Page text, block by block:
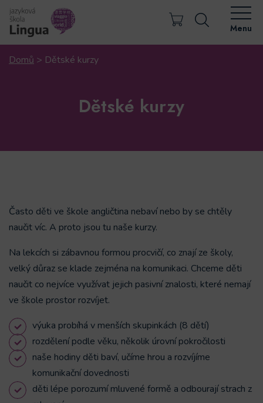
Menu
Domů > Dětské kurzy
Dětské kurzy
Často děti ve škole angličtina nebaví nebo by se chtěly
naučit víc. A proto jsou tu naše kurzy.
Na lekcích si zábavnou formou procvičí, co znají ze školy,
velký důraz se klade zejména na komunikaci. Chceme děti
naučit co nejvíce využívat jejich pasivní znalosti, které nemají
ve škole prostor rozvíjet.
výuka probíhá v menších skupinkách (8 dětí)
rozdělení podle věku, několik úrovní pokročilosti
naše hodiny děti baví, učíme hrou a rozvíjíme
komunikační dovednosti
děti lépe porozumí mluvené formě a odbourají strach z